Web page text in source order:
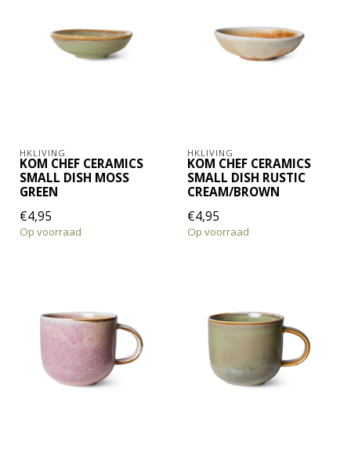
HKLIVING
KOM CHEF CERAMICS
SMALL DISH MOSS
GREEN
€4,95
Op voorraad
HKLIVING
KOM CHEF CERAMICS
SMALL DISH RUSTIC
CREAM/BROWN
€4,95
Op voorraad